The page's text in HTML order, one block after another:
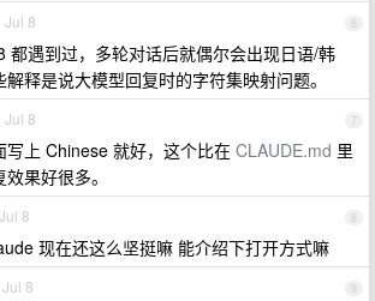
6
Jul 8
都遇到过，多轮对话后就偶尔会出现日语/韩
释是说大模型回复时的字符集映射问题。
7
Jul 8
写上 Chinese 就好，这个比在 CLAUDE.md 里
果好很多。
8
Jul 8
现在还这么坚挺嘛 能介绍下打开方式嘛
9
Jul 8